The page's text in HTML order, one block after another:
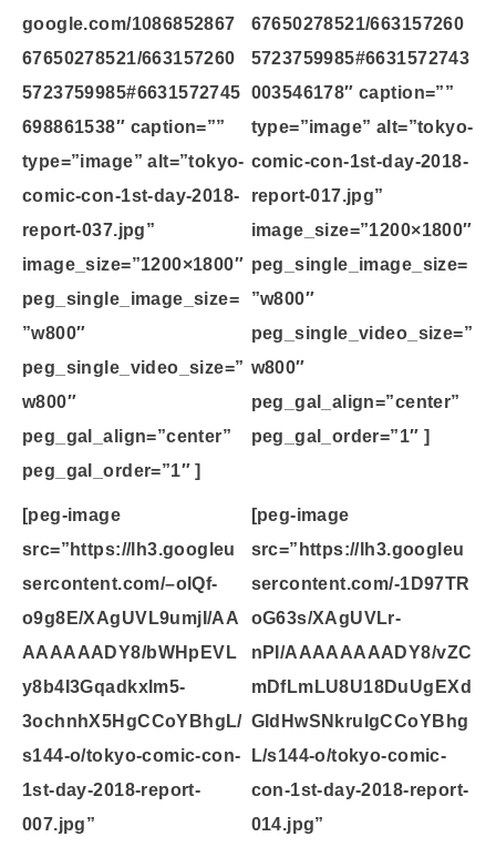
google.com/1086852867
67650278521/663157260
5723759985#6631572745
698861538″ caption=””
type=”image” alt=”tokyo-
comic-con-1st-day-2018-
report-037.jpg”
image_size=”1200×1800″
peg_single_image_size=
”w800″
peg_single_video_size=”
w800″
peg_gal_align=”center”
peg_gal_order=”1″ ]
67650278521/663157260
5723759985#6631572743
003546178″ caption=””
type=”image” alt=”tokyo-
comic-con-1st-day-2018-
report-017.jpg”
image_size=”1200×1800″
peg_single_image_size=
”w800″
peg_single_video_size=”
w800″
peg_gal_align=”center”
peg_gal_order=”1″ ]
[peg-image
src=”https://lh3.googleu
sercontent.com/–olQf-
o9g8E/XAgUVL9umjI/AA
AAAAAADY8/bWHpEVL
y8b4I3Gqadkxlm5-
3ochnhX5HgCCoYBhgL/
s144-o/tokyo-comic-con-
1st-day-2018-report-
007.jpg”
[peg-image
src=”https://lh3.googleu
sercontent.com/-1D97TR
oG63s/XAgUVLr-
nPI/AAAAAAAADY8/vZC
mDfLmLU8U18DuUgEXd
GldHwSNkruIgCCoYBhg
L/s144-o/tokyo-comic-
con-1st-day-2018-report-
014.jpg”